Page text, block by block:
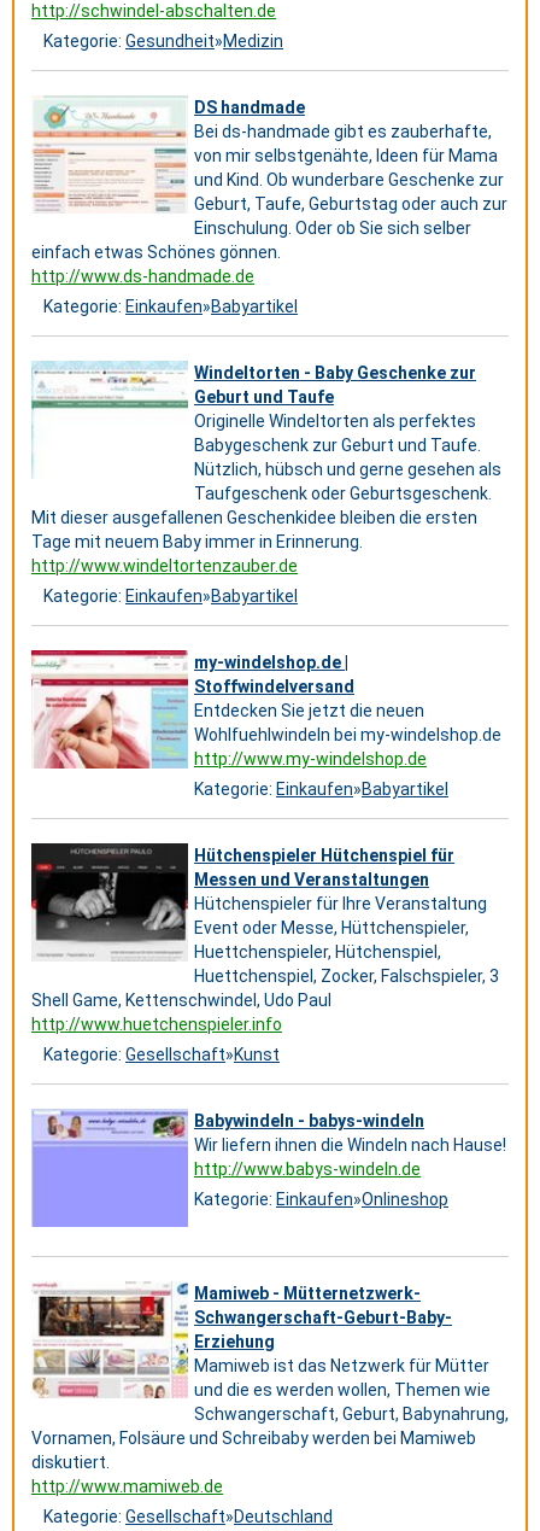
http://schwindel-abschalten.de
Kategorie: Gesundheit»Medizin
DS handmade
Bei ds-handmade gibt es zauberhafte,
von mir selbstgenähte, Ideen für Mama
und Kind. Ob wunderbare Geschenke zur
Geburt, Taufe, Geburtstag oder auch zur
Einschulung. Oder ob Sie sich selber
einfach etwas Schönes gönnen.
http://www.ds-handmade.de
Kategorie: Einkaufen»Babyartikel
Windeltorten - Baby Geschenke zur
Geburt und Taufe
Originelle Windeltorten als perfektes
Babygeschenk zur Geburt und Taufe.
Nützlich, hübsch und gerne gesehen als
Taufgeschenk oder Geburtsgeschenk.
Mit dieser ausgefallenen Geschenkidee bleiben die ersten
Tage mit neuem Baby immer in Erinnerung.
http://www.windeltortenzauber.de
Kategorie: Einkaufen»Babyartikel
my-windelshop.de |
Stoffwindelversand
Entdecken Sie jetzt die neuen
Wohlfuehlwindeln bei my-windelshop.de
http://www.my-windelshop.de
Kategorie: Einkaufen»Babyartikel
Hütchenspieler Hütchenspiel für
Messen und Veranstaltungen
Hütchenspieler für Ihre Veranstaltung
Event oder Messe, Hüttchenspieler,
Huettchenspieler, Hütchenspiel,
Huettchenspiel, Zocker, Falschspieler, 3
Shell Game, Kettenschwindel, Udo Paul
http://www.huetchenspieler.info
Kategorie: Gesellschaft»Kunst
Babywindeln - babys-windeln
Wir liefern ihnen die Windeln nach Hause!
http://www.babys-windeln.de
Kategorie: Einkaufen»Onlineshop
Mamiweb - Mütternetzwerk-
Schwangerschaft-Geburt-Baby-
Erziehung
Mamiweb ist das Netzwerk für Mütter
und die es werden wollen, Themen wie
Schwangerschaft, Geburt, Babynahrung,
Vornamen, Folsäure und Schreibaby werden bei Mamiweb
diskutiert.
http://www.mamiweb.de
Kategorie: Gesellschaft»Deutschland